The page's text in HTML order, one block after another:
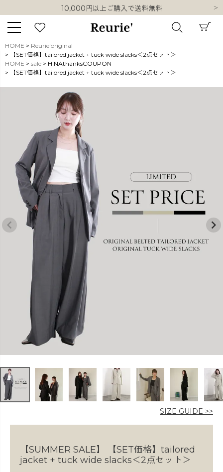
10,000円以上ご購入で送料無料
類似ブランド・他社ショップ様との誤認知に関するお願い
10,000円以上ご購入で送料無料
キーワード
新着
商品タイプ
ORIGINAL HIT ITEM
在庫なし商品
表示しない
検索
HOME
Reurie'original
【SET価格】tailored jacket + tuck wide slacks＜2点セット＞
HOME
sale
HINAthanksCOUPON
【SET価格】tailored jacket + tuck wide slacks＜2点セット＞
SIZE GUIDE >>
【SUMMER SALE】
【SET価格】tailored
jacket + tuck wide slacks＜2点セット＞